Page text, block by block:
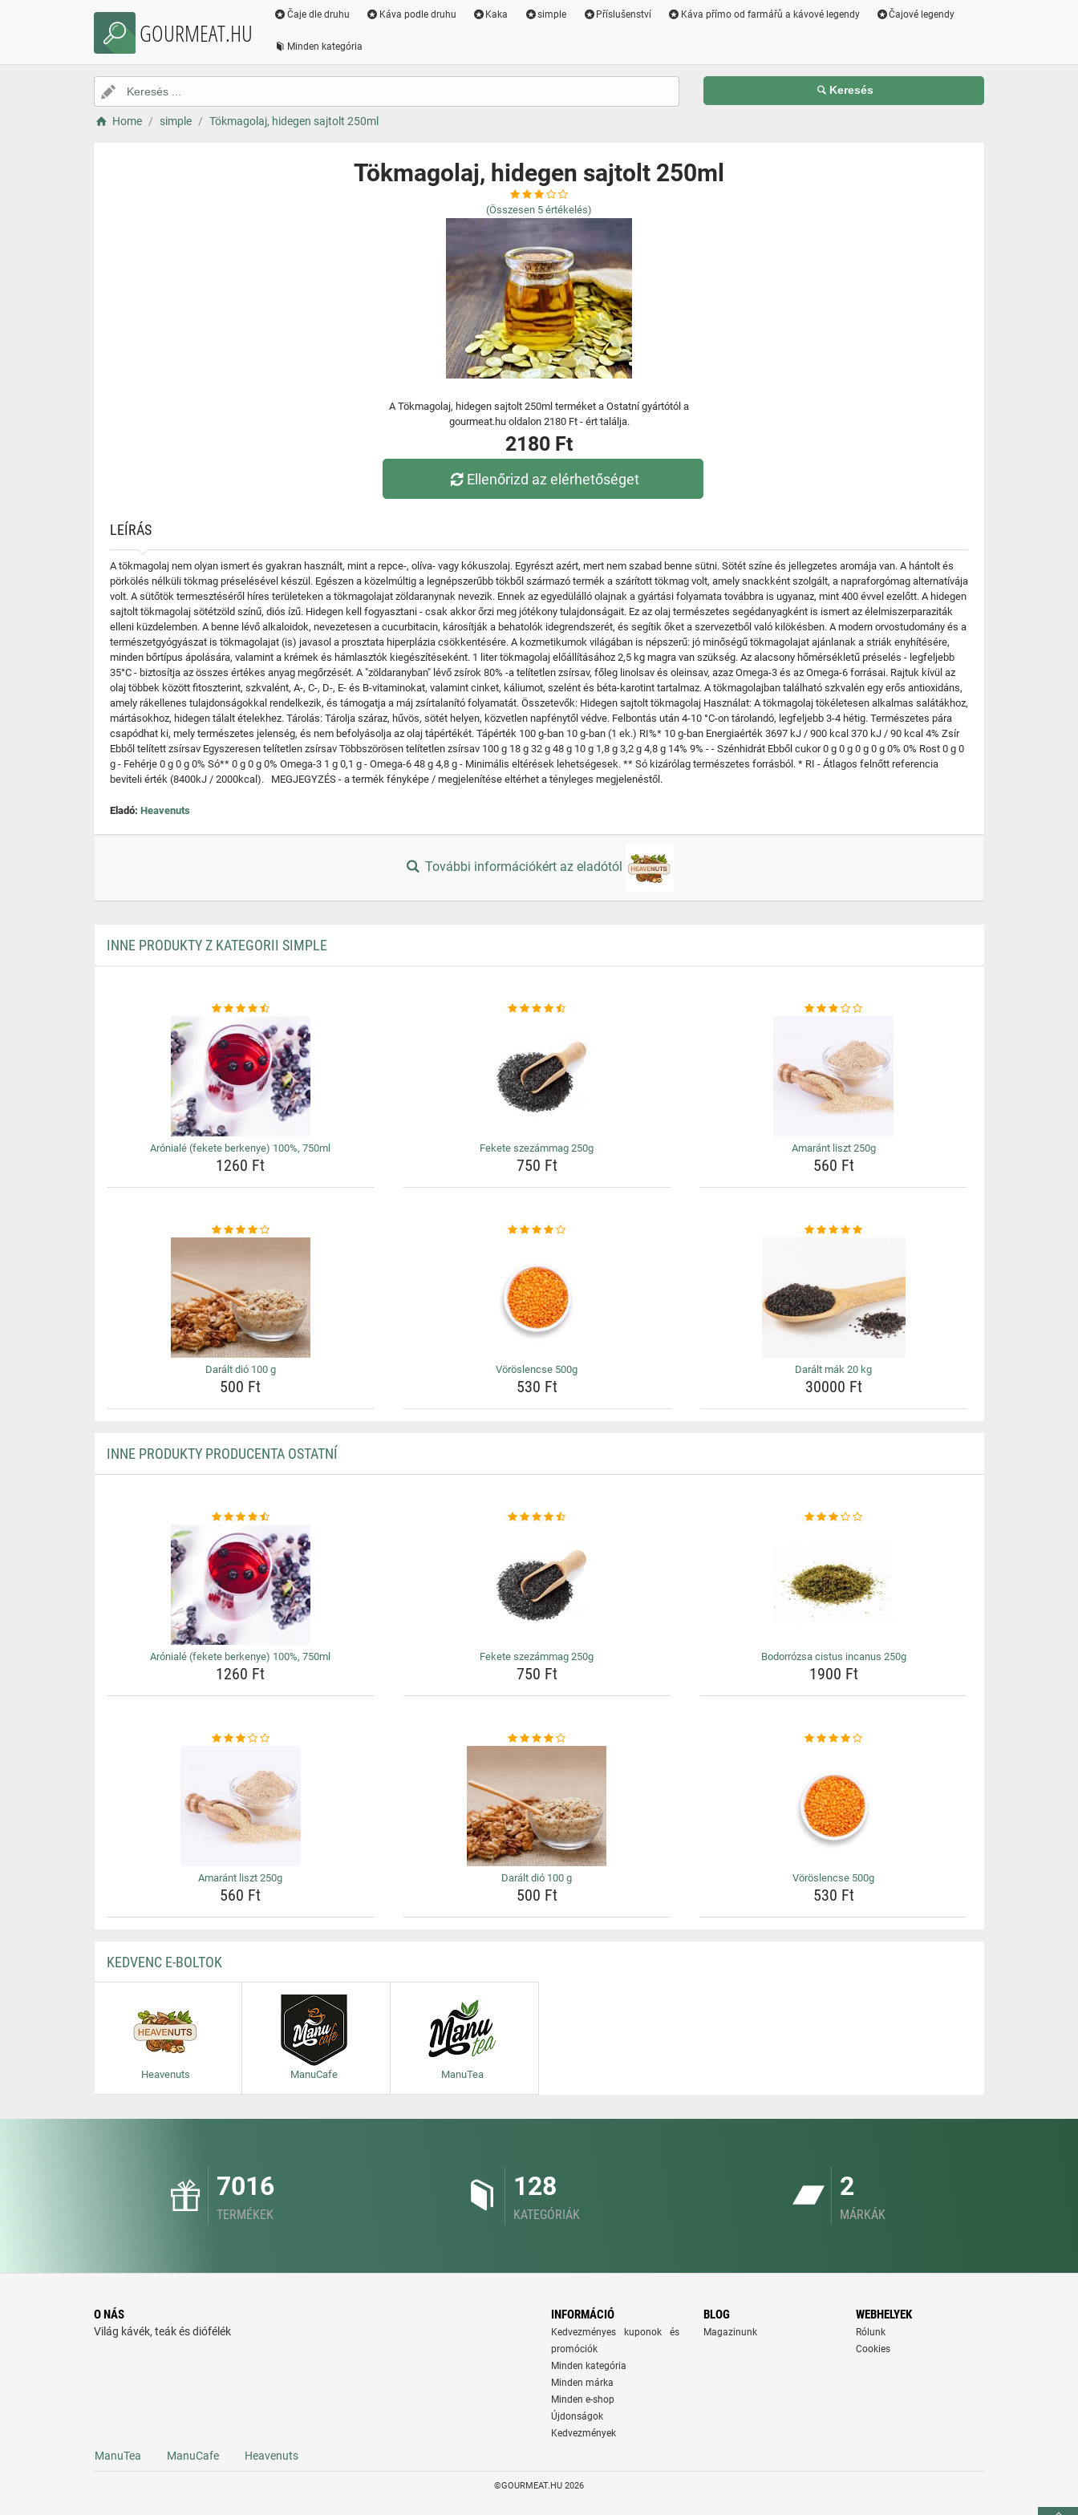
GOURMEAT.HU
Čaje dle druhu Káva podle druhu Kaka simple Příslušenství Káva přímo od farmářů a kávové legendy Čajové legendy
Minden kategória
Keresés
Home simple Tökmagolaj, hidegen sajtolt 250ml
Tökmagolaj, hidegen sajtolt 250ml
(Összesen 5 értékelés)
A Tökmagolaj, hidegen sajtolt 250ml terméket a Ostatní gyártótól a
gourmeat.hu oldalon 2180 Ft - ért találja.
2180 Ft
Ellenőrizd az elérhetőséget
LEÍRÁS
A tökmagolaj nem olyan ismert és gyakran használt, mint a repce-, olíva- vagy kókuszolaj. Egyrészt azért, mert nem szabad benne sütni. Sötét színe és jellegzetes aromája van. A hántolt és
pörkölés nélküli tökmag préselésével készül. Egészen a közelmúltig a legnépszerűbb tökből származó termék a szárított tökmag volt, amely snackként szolgált, a napraforgómag alternatívája
volt. A sütőtök termesztéséről híres területeken a tökmagolajat zöldaranynak nevezik. Ennek az egyedülálló olajnak a gyártási folyamata továbbra is ugyanaz, mint 400 évvel ezelőtt. A hidegen
sajtolt tökmagolaj sötétzöld színű, diós ízű. Hidegen kell fogyasztani - csak akkor őrzi meg jótékony tulajdonságait. Ez az olaj természetes segédanyagként is ismert az élelmiszerparaziták
elleni küzdelemben. A benne lévő alkaloidok, nevezetesen a cucurbitacin, károsítják a behatolók idegrendszerét, és segítik őket a szervezetből való kilökésben. A modern orvostudomány és a
természetgyógyászat is tökmagolajat (is) javasol a prosztata hiperplázia csökkentésére. A kozmetikumok világában is népszerű: jó minőségű tökmagolajat ajánlanak a striák enyhítésére,
minden bőrtípus ápolására, valamint a krémek és hámlasztók kiegészítéseként. 1 liter tökmagolaj előállításához 2,5 kg magra van szükség. Az alacsony hőmérsékletű préselés - legfeljebb
35°C - biztosítja az összes értékes anyag megőrzését. A "zöldaranyban" lévő zsírok 80% -a telítetlen zsírsav, főleg linolsav és oleinsav, azaz Omega-3 és az Omega-6 forrásai. Rajtuk kívül az
olaj többek között fitoszterint, szkvalént, A-, C-, D-, E- és B-vitaminokat, valamint cinket, káliumot, szelént és béta-karotint tartalmaz. A tökmagolajban található szkvalén egy erős antioxidáns,
amely rákellenes tulajdonságokkal rendelkezik, és támogatja a máj zsírtalanító folyamatát. Összetevők: Hidegen sajtolt tökmagolaj Használat: A tökmagolaj tökéletesen alkalmas salátákhoz,
mártásokhoz, hidegen tálalt ételekhez. Tárolás: Tárolja száraz, hűvös, sötét helyen, közvetlen napfénytől védve. Felbontás után 4-10 °C-on tárolandó, legfeljebb 3-4 hétig. Természetes pára
csapódhat ki, mely természetes jelenség, és nem befolyásolja az olaj tápértékét. Tápérték 100 g-ban 10 g-ban (1 ek.) RI%* 10 g-ban Energiaérték 3697 kJ / 900 kcal 370 kJ / 90 kcal 4% Zsír
Ebből telített zsírsav Egyszeresen telítetlen zsírsav Többszörösen telítetlen zsírsav 100 g 18 g 32 g 48 g 10 g 1,8 g 3,2 g 4,8 g 14% 9% - - Szénhidrát Ebből cukor 0 g 0 g 0 g 0 g 0% 0% Rost 0 g 0
g - Fehérje 0 g 0 g 0% Só** 0 g 0 g 0% Omega-3 1 g 0,1 g - Omega-6 48 g 4,8 g - Minimális eltérések lehetségesek. ** Só kizárólag természetes forrásból. * RI - Átlagos felnőtt referencia
beviteli érték (8400kJ / 2000kcal). MEGJEGYZÉS - a termék fényképe / megjelenítése eltérhet a tényleges megjelenéstől.
Eladó: Heavenuts
További információkért az eladótól
INNE PRODUKTY Z KATEGORII SIMPLE
Arónialé (fekete berkenye) 100%, 750ml
1260 Ft
Fekete szezámmag 250g
750 Ft
Amaránt liszt 250g
560 Ft
Darált dió 100 g
500 Ft
Vöröslencse 500g
530 Ft
Darált mák 20 kg
30000 Ft
INNE PRODUKTY PRODUCENTA OSTATNÍ
Arónialé (fekete berkenye) 100%, 750ml
1260 Ft
Fekete szezámmag 250g
750 Ft
Bodorrózsa cistus incanus 250g
1900 Ft
Amaránt liszt 250g
560 Ft
Darált dió 100 g
500 Ft
Vöröslencse 500g
530 Ft
KEDVENC E-BOLTOK
Heavenuts ManuCafe ManuTea
7016
TERMÉKEK
128
KATEGÓRIÁK
2
MÁRKÁK
O NÁS
Világ kávék, teák és diófélék
INFORMÁCIÓ
Kedvezményes kuponok és
promóciók
Minden kategória
Minden márka
Minden e-shop
Újdonságok
Kedvezmények
BLOG
Magazinunk
WEBHELYEK
Rólunk
Cookies
ManuTea ManuCafe Heavenuts
©GOURMEAT.HU 2026